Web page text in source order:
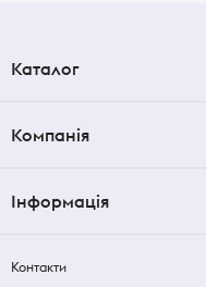
Каталог
Компанія
Інформація
Контакти